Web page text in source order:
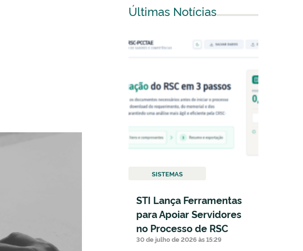
Últimas Notícias
SISTEMAS
STI Lança Ferramentas
para Apoiar Servidores
no Processo de RSC
30 de julho de 2026 às 15:29